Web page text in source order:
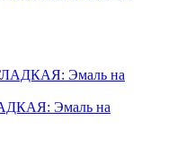
Эмаль на